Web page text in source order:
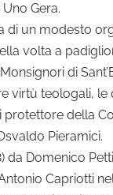
Gera.
di un modesto
volta a
di
virtù teologali,
della
Pieramici.
Domenico
Capriotti